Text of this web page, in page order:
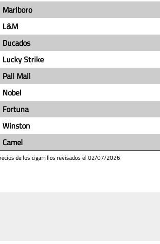
Marlboro
L&M
Ducados
Lucky Strike
Pall Mall
Nobel
Fortuna
Winston
Camel
de los cigarrillos revisados el 02/07/2026